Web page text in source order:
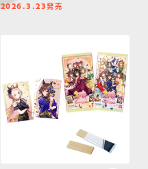
2026.3.23発売